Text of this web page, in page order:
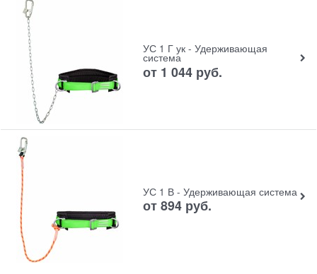
УС 1 Г ук - Удерживающая
система
от 1 044 руб.
УС 1 В - Удерживающая система
от 894 руб.